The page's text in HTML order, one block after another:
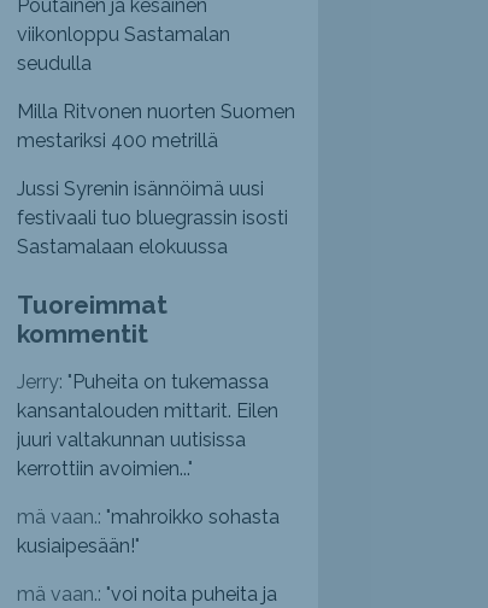
Poutainen ja kesäinen
viikonloppu Sastamalan
seudulla
Milla Ritvonen nuorten Suomen
mestariksi 400 metrillä
Jussi Syrenin isännöimä uusi
festivaali tuo bluegrassin isosti
Sastamalaan elokuussa
Tuoreimmat
kommentit
Jerry: " Puheita on tukemassa
kansantalouden mittarit. Eilen
juuri valtakunnan uutisissa
kerrottiin avoimien..."
mä vaan.: "mahroikko sohasta
kusiaipesään!"
mä vaan.: "voi noita puheita ja